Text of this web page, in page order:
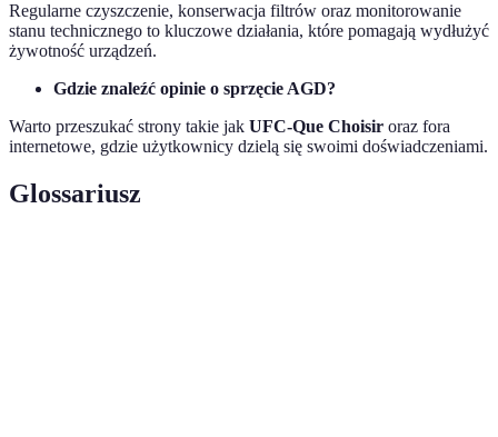
Regularne czyszczenie, konserwacja filtrów oraz monitorowanie
stanu technicznego to kluczowe działania, które pomagają wydłużyć
żywotność urządzeń.
Gdzie znaleźć opinie o sprzęcie AGD?
Warto przeszukać strony takie jak UFC-Que Choisir oraz fora
internetowe, gdzie użytkownicy dzielą się swoimi doświadczeniami.
Glossariusz